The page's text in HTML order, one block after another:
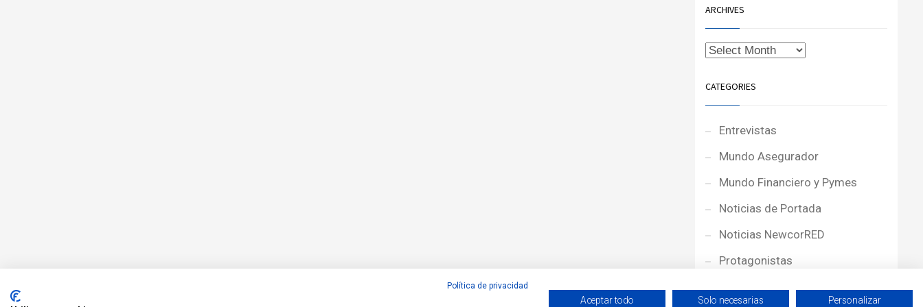
ARCHIVES
CATEGORIES
Entrevistas
Mundo Asegurador
Mundo Financiero y Pymes
Noticias de Portada
Noticias NewcorRED
Protagonistas
Reportajes
Política de privacidad
Aceptar todo Solo necesarias Personalizar